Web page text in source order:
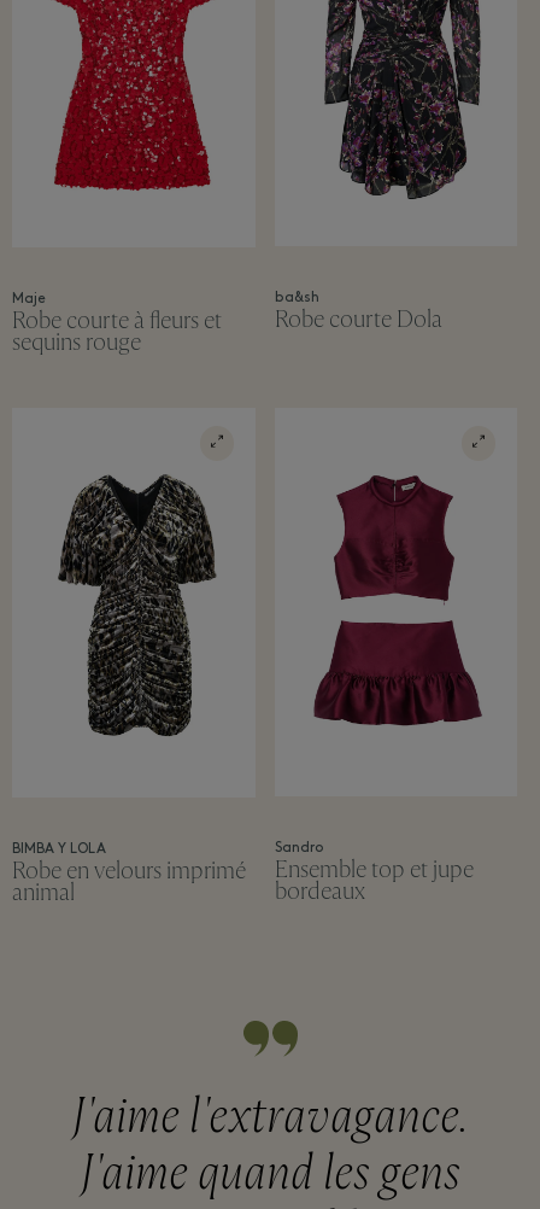
Maje
Robe courte à fleurs et
sequins rouge
ba&sh
Robe courte Dola
BIMBA Y LOLA
Robe en velours imprimé
animal
Sandro
Ensemble top et jupe
bordeaux
J'aime l'extravagance.
J'aime quand les gens